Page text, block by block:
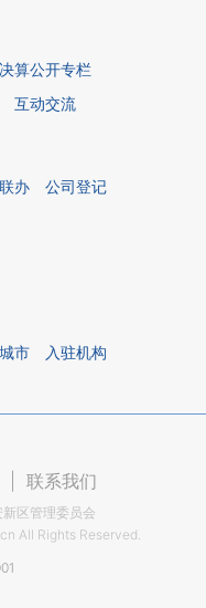
算公开专栏
互动交流
办
公司登记
市 入驻机构
联系我们
区管理委员会
All Rights Reserved.